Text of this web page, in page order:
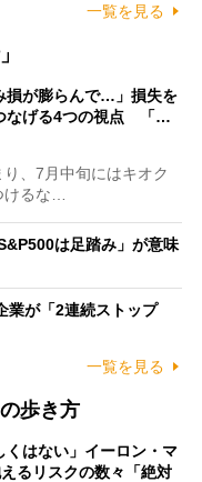
一覧を見る
損が膨らんで…」損失を
なげる4つの視点 「…
、7月中旬にはキオク
るな…
は足踏み」が意味
業が「2連続ストップ
一覧を見る
歩き方
くはない」イーロン・マ
るリスクの数々「絶対